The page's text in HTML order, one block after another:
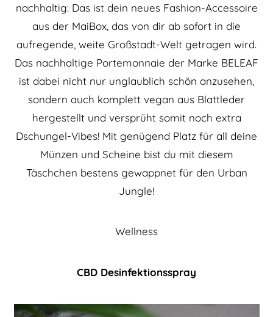
nachhaltig: Das ist dein neues Fashion-Accessoire
aus der MaiBox, das von dir ab sofort in die
aufregende, weite Großstadt-Welt getragen wird.
Das nachhaltige Portemonnaie der Marke BELEAF
ist dabei nicht nur unglaublich schön anzusehen,
sondern auch komplett vegan aus Blattleder
hergestellt und versprüht somit noch extra
Dschungel-Vibes! Mit genügend Platz für all deine
Münzen und Scheine bist du mit diesem
Täschchen bestens gewappnet für den Urban
Jungle!
Wellness
CBD Desinfektionsspray